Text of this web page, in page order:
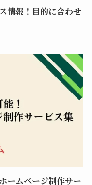
情報！目的に合わせ
ームページ制作サー